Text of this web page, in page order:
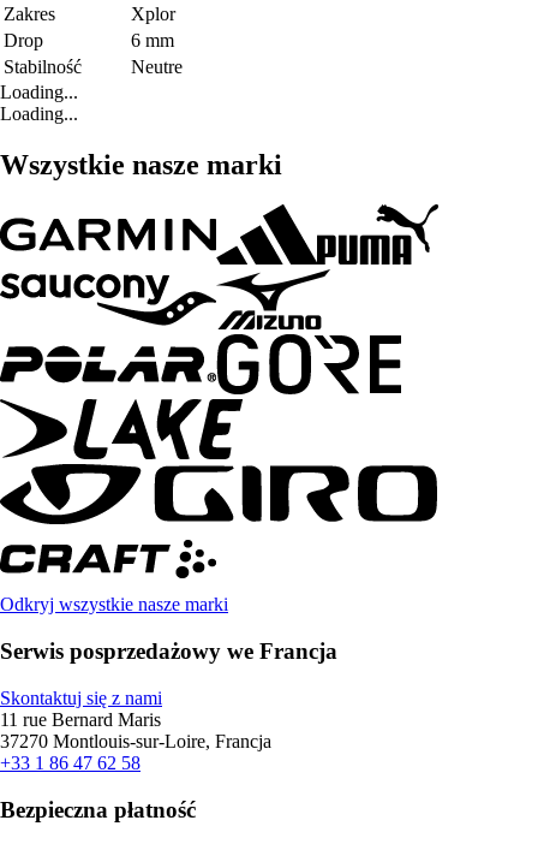
Zakres
Xplor
Drop
6 mm
Stabilność
Neutre
Loading...
Loading...
Wszystkie nasze marki
Odkryj wszystkie nasze marki
Serwis posprzedażowy we Francja
Skontaktuj się z nami
11 rue Bernard Maris
37270 Montlouis-sur-Loire, Francja
+33 1 86 47 62 58
Bezpieczna płatność